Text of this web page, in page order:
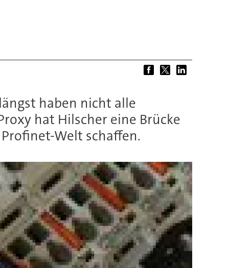
haben nicht alle
hat Hilscher eine Brücke
Welt schaffen.